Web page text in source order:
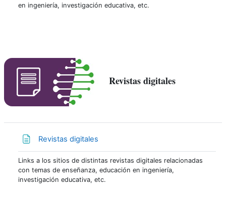
en ingeniería, investigación educativa, etc.
Revistas digitales
Revistas digitales
Links a los sitios de distintas revistas digitales relacionadas
con temas de enseñanza, educación en ingeniería,
investigación educativa, etc.